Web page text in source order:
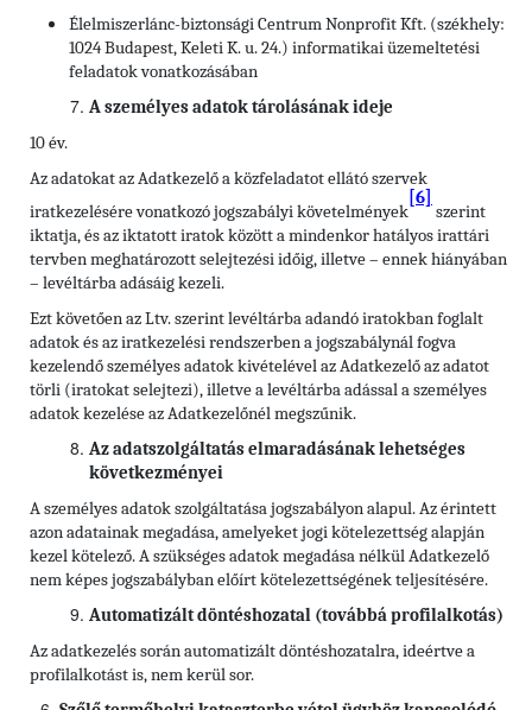
Élelmiszerlánc-biztonsági Centrum Nonprofit Kft. (székhely:
1024 Budapest, Keleti K. u. 24.) informatikai üzemeltetési
feladatok vonatkozásában
A személyes adatok tárolásának ideje
10 év.
Az adatokat az Adatkezelő a közfeladatot ellátó szervek
iratkezelésére vonatkozó jogszabályi követelmények
[6]
szerint
iktatja, és az iktatott iratok között a mindenkor hatályos irattári
tervben meghatározott selejtezési időig, illetve – ennek hiányában
– levéltárba adásáig kezeli.
Ezt követően az Ltv. szerint levéltárba adandó iratokban foglalt
adatok és az iratkezelési rendszerben a jogszabálynál fogva
kezelendő személyes adatok kivételével az Adatkezelő az adatot
törli (iratokat selejtezi), illetve a levéltárba adással a személyes
adatok kezelése az Adatkezelőnél megszűnik.
Az adatszolgáltatás elmaradásának lehetséges
következményei
A személyes adatok szolgáltatása jogszabályon alapul. Az érintett
azon adatainak megadása, amelyeket jogi kötelezettség alapján
kezel kötelező. A szükséges adatok megadása nélkül Adatkezelő
nem képes jogszabályban előírt kötelezettségének teljesítésére.
Automatizált döntéshozatal (továbbá profilalkotás)
Az adatkezelés során automatizált döntéshozatalra, ideértve a
profilalkotást is, nem kerül sor.